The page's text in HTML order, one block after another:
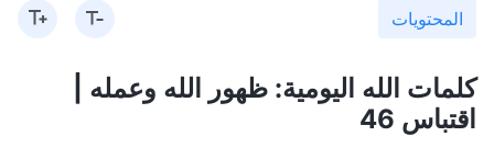
المحتويات
كلمات الله اليومية: ظهور الله وعمله |
اقتباس 46